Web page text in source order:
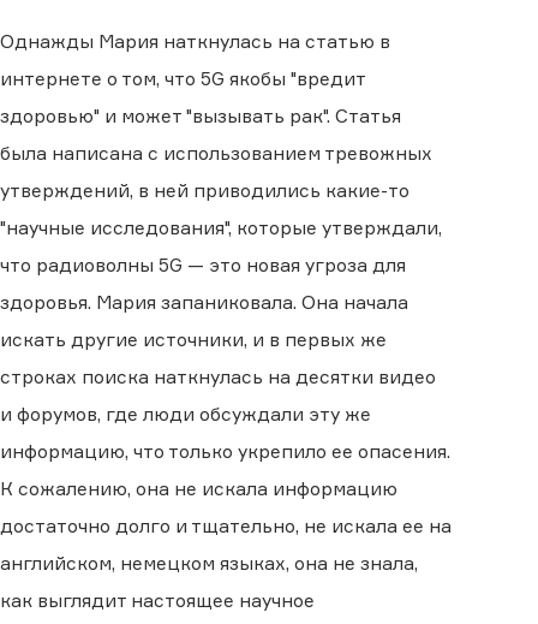
Однажды Мария наткнулась на статью в
интернете о том, что 5G якобы "вредит
здоровью" и может "вызывать рак". Статья
была написана с использованием тревожных
утверждений, в ней приводились какие-то
"научные исследования", которые утверждали,
что радиоволны 5G — это новая угроза для
здоровья. Мария запаниковала. Она начала
искать другие источники, и в первых же
строках поиска наткнулась на десятки видео
и форумов, где люди обсуждали эту же
информацию, что только укрепило ее опасения.
К сожалению, она не искала информацию
достаточно долго и тщательно, не искала ее на
английском, немецком языках, она не знала,
как выглядит настоящее научное